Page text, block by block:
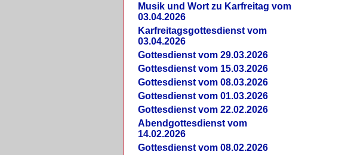
Musik und Wort zu Karfreitag vom
03.04.2026
Karfreitagsgottesdienst vom
03.04.2026
Gottesdienst vom 29.03.2026
Gottesdienst vom 15.03.2026
Gottesdienst vom 08.03.2026
Gottesdienst vom 01.03.2026
Gottesdienst vom 22.02.2026
Abendgottesdienst vom
14.02.2026
Gottesdienst vom 08.02.2026